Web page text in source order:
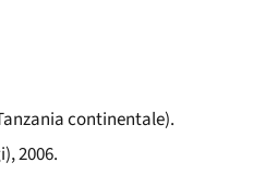
continentale).
2006.